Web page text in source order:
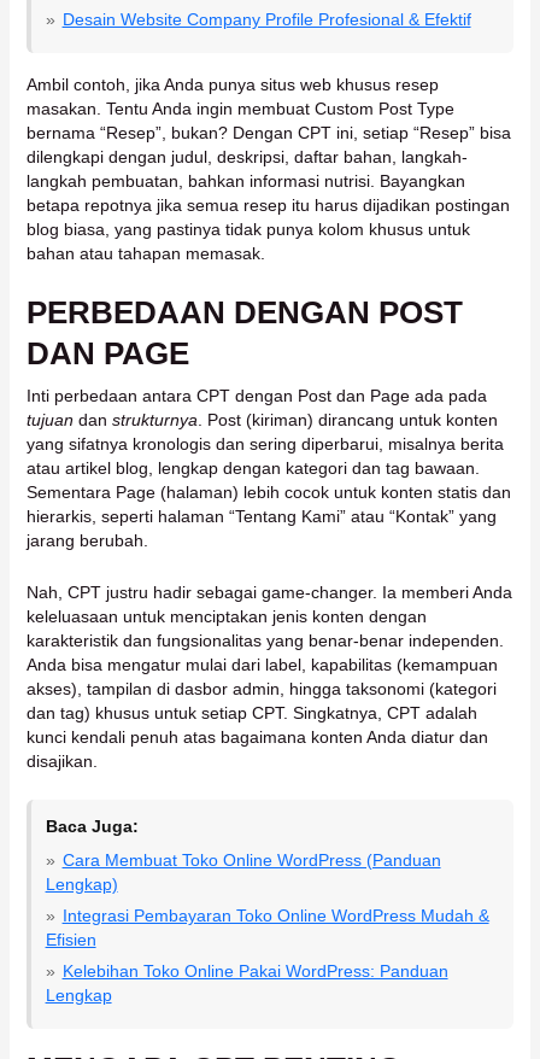
Desain Website Company Profile Profesional & Efektif
Ambil contoh, jika Anda punya situs web khusus resep
masakan. Tentu Anda ingin membuat Custom Post Type
bernama “Resep”, bukan? Dengan CPT ini, setiap “Resep” bisa
dilengkapi dengan judul, deskripsi, daftar bahan, langkah-
langkah pembuatan, bahkan informasi nutrisi. Bayangkan
betapa repotnya jika semua resep itu harus dijadikan postingan
blog biasa, yang pastinya tidak punya kolom khusus untuk
bahan atau tahapan memasak.
PERBEDAAN DENGAN POST
DAN PAGE
Inti perbedaan antara CPT dengan Post dan Page ada pada
tujuandan strukturnya. Post (kiriman) dirancang untuk konten
yang sifatnya kronologis dan sering diperbarui, misalnya berita
atau artikel blog, lengkap dengan kategori dan tag bawaan.
Sementara Page (halaman) lebih cocok untuk konten statis dan
hierarkis, seperti halaman “Tentang Kami” atau “Kontak” yang
jarang berubah.
Nah, CPT justru hadir sebagai game-changer. Ia memberi Anda
keleluasaan untuk menciptakan jenis konten dengan
karakteristik dan fungsionalitas yang benar-benar independen.
Anda bisa mengatur mulai dari label, kapabilitas (kemampuan
akses), tampilan di dasbor admin, hingga taksonomi (kategori
dan tag) khusus untuk setiap CPT. Singkatnya, CPT adalah
kunci kendali penuh atas bagaimana konten Anda diatur dan
disajikan.
Baca Juga:
Cara Membuat Toko Online WordPress (Panduan
Lengkap)
Integrasi Pembayaran Toko Online WordPress Mudah &
Efisien
Kelebihan Toko Online Pakai WordPress: Panduan
Lengkap